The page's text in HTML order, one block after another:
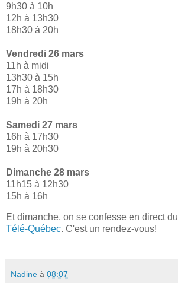
9h30 à 10h
12h à 13h30
18h30 à 20h
Vendredi 26 mars
11h à midi
13h30 à 15h
17h à 18h30
19h à 20h
Samedi 27 mars
16h à 17h30
19h à 20h30
Dimanche 28 mars
11h15 à 12h30
15h à 16h
Et dimanche, on se confesse en direct du
Télé-Québec. C'est un rendez-vous!
Nadine à 08:07